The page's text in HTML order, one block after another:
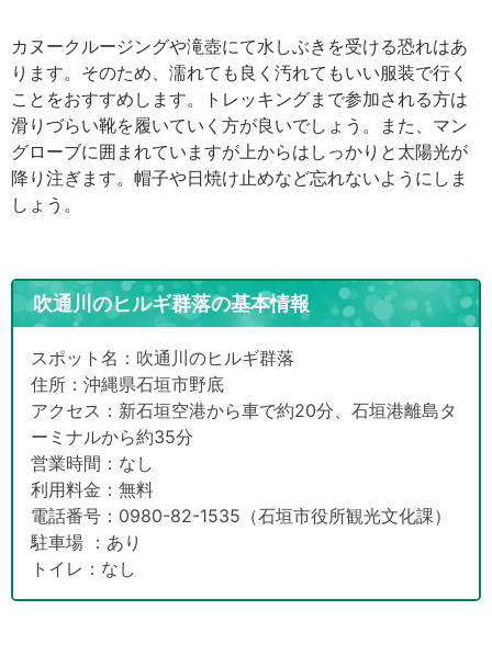
カヌークルージングや滝壺にて水しぶきを受ける恐れはあ
ります。そのため、濡れても良く汚れてもいい服装で行く
ことをおすすめします。トレッキングまで参加される方は
滑りづらい靴を履いていく方が良いでしょう。また、マン
グローブに囲まれていますが上からはしっかりと太陽光が
降り注ぎます。帽子や日焼け止めなど忘れないようにしま
しょう。
吹通川のヒルギ群落の基本情報
スポット名：吹通川のヒルギ群落
住所：沖縄県石垣市野底
アクセス：新石垣空港から車で約20分、石垣港離島タ
ーミナルから約35分
営業時間：なし
利用料金：無料
電話番号：0980-82-1535（石垣市役所観光文化課）
駐車場 ：あり
トイレ：なし